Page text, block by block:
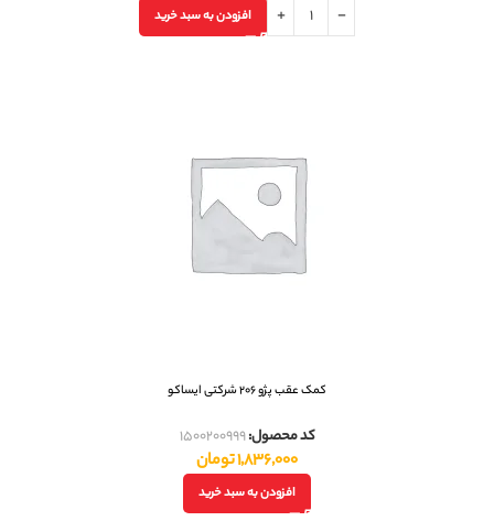
افزودن به سبد خرید
کمک عقب پژو 206 شرکتی ایساکو
کد محصول:1500200999
1,836,000تومان
افزودن به سبد خرید